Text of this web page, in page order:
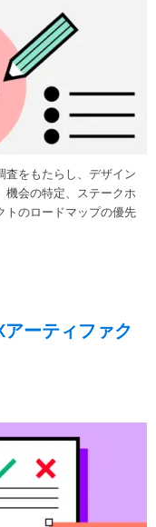
査をもたらし、デザイン
機会の特定、ステークホ
トのロードマップの優先
ーティファク